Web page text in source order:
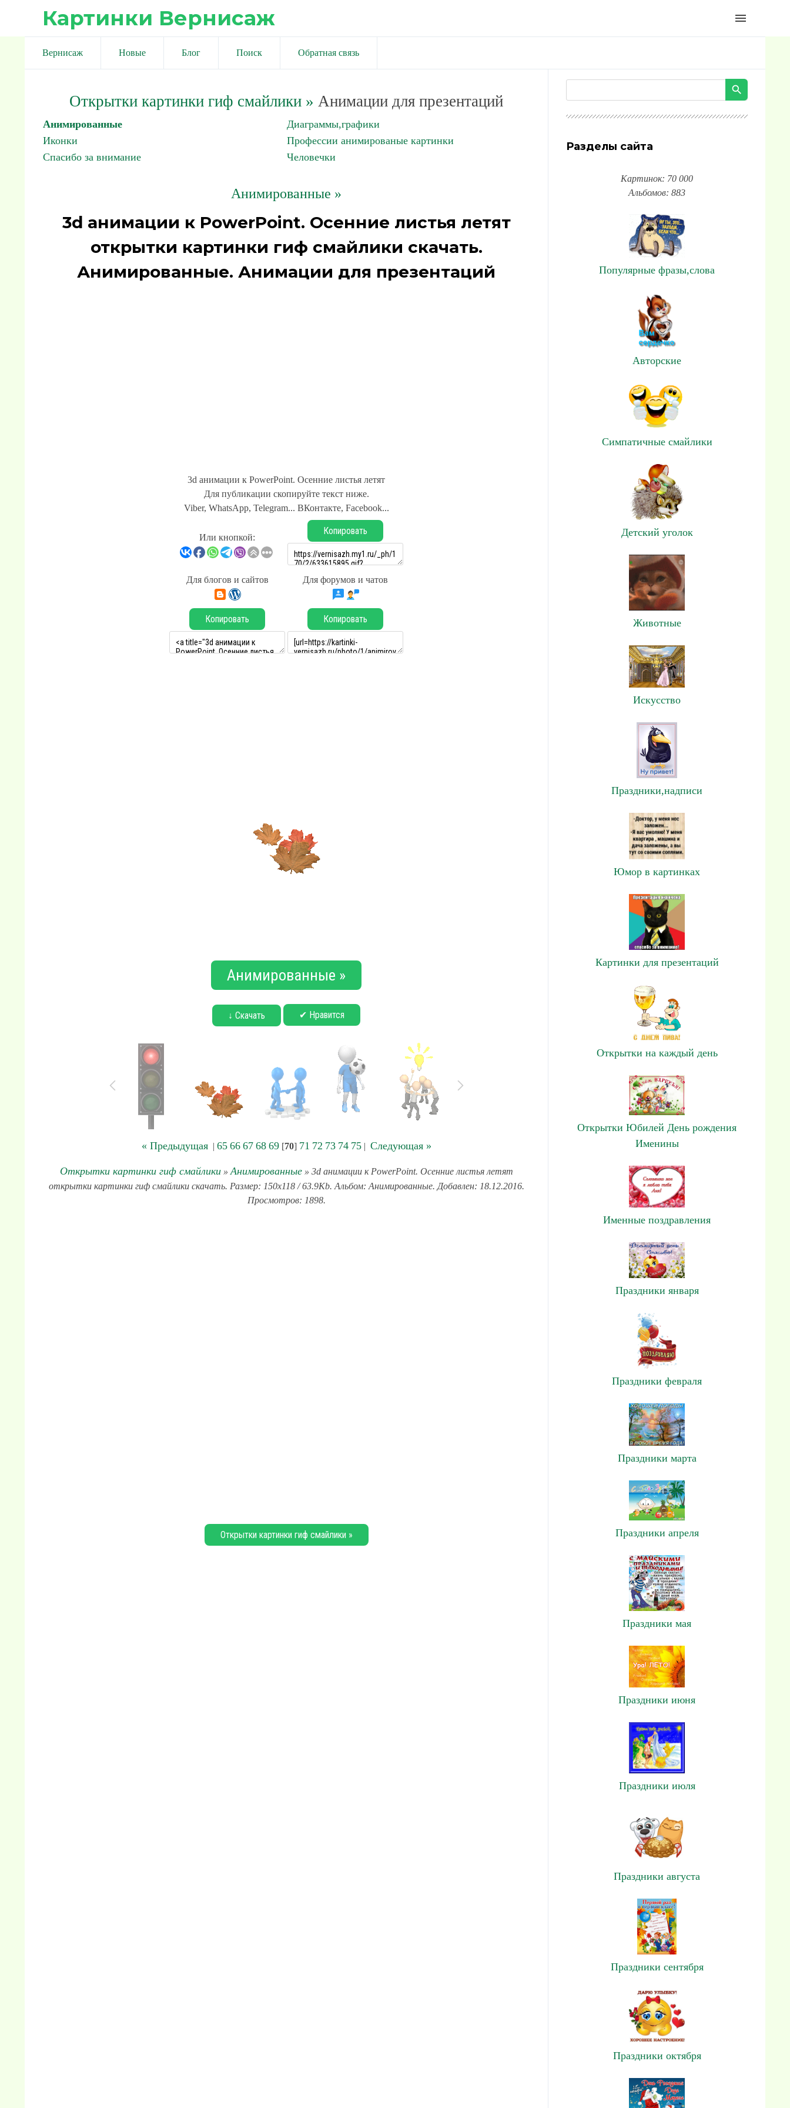
Картинки Вернисаж menu
Вернисаж Новые Блог Поиск Обратная связь
Открытки картинки гиф смайлики » Анимации для презентаций
Анимированные
Диаграммы,графики
Иконки
Профессии анимированые картинки
Спасибо за внимание
Человечки
Анимированные »
3d анимации к PowerPoint. Осенние листья летят
открытки картинки гиф смайлики скачать.
Анимированные. Анимации для презентаций
3d анимации к PowerPoint. Осенние листья летят
Для публикации скопируйте текст ниже.
Viber, WhatsApp, Telegram... ВКонтакте, Facebook...
Или кнопкой:
Копировать
Для блогов и сайтов Для форумов и чатов
Копировать Копировать
Анимированные »
↓ Скачать ✔ Нравится
« Предыдущая| 65 66 67 68 69[70] 71 72 73 74 75| Следующая »
Открытки картинки гиф смайлики» Анимированные» 3d анимации к PowerPoint. Осенние листья летят
открытки картинки гиф смайлики скачать. Размер: 150x118 / 63.9Kb. Альбом: Анимированные. Добавлен: 18.12.2016.
Просмотров: 1898.
Открытки картинки гиф смайлики »
Разделы сайта
Картинок: 70 000
Альбомов: 883
Популярные фразы,слова
Авторские
Симпатичные смайлики
Детский уголок
Животные
Искусство
Праздники,надписи
Юмор в картинках
Картинки для презентаций
Открытки на каждый день
Открытки Юбилей День рождения
Именины
Именные поздравления
Праздники января
Праздники февраля
Праздники марта
Праздники апреля
Праздники мая
Праздники июня
Праздники июля
Праздники августа
Праздники сентября
Праздники октября